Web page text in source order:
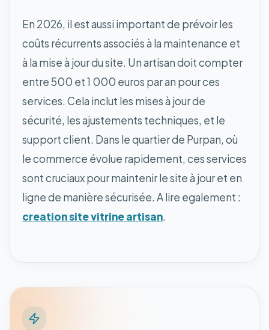
En 2026, il est aussi important de prévoir les
coûts récurrents associés à la maintenance et
à la mise à jour du site. Un artisan doit compter
entre 500 et 1 000 euros par an pour ces
services. Cela inclut les mises à jour de
sécurité, les ajustements techniques, et le
support client. Dans le quartier de Purpan, où
le commerce évolue rapidement, ces services
sont cruciaux pour maintenir le site à jour et en
ligne de manière sécurisée. A lire egalement :
creation site vitrine artisan.